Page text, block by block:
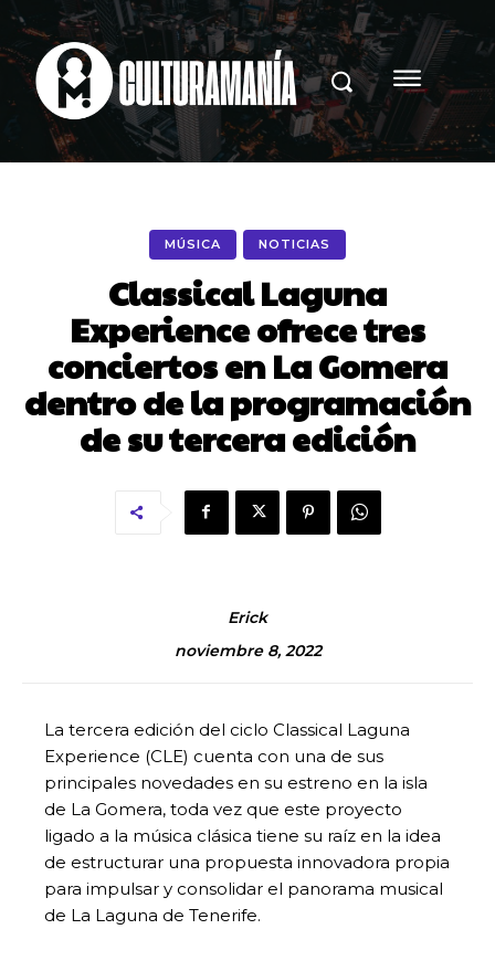
MÚSICA NOTICIAS
Classical Laguna
Experience ofrece tres
conciertos en La Gomera
dentro de la programación
de su tercera edición
Erick
noviembre 8, 2022
La tercera edición del ciclo Classical Laguna
Experience (CLE) cuenta con una de sus
principales novedades en su estreno en la isla
de La Gomera, toda vez que este proyecto
ligado a la música clásica tiene su raíz en la idea
de estructurar una propuesta innovadora propia
para impulsar y consolidar el panorama musical
de La Laguna de Tenerife.